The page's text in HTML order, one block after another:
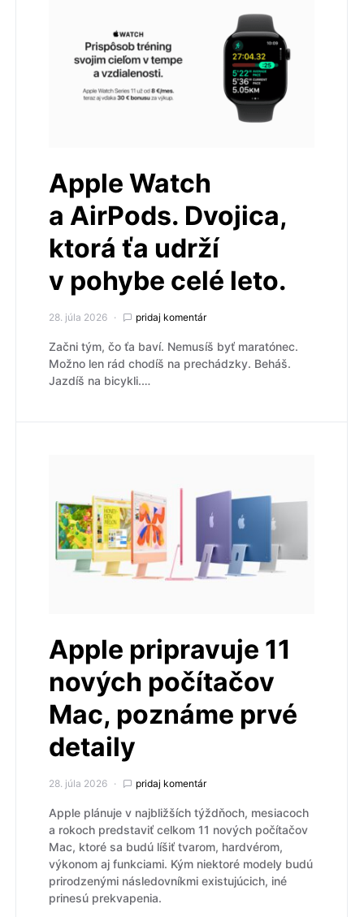
Apple Watch
a AirPods. Dvojica,
ktorá ťa udrží
v pohybe celé leto.
28. júla 2026 pridaj komentár
Začni tým, čo ťa baví. Nemusíš byť maratónec.
Možno len rád chodíš na prechádzky. Beháš.
Jazdíš na bicykli.…
Apple pripravuje 11
nových počítačov
Mac, poznáme prvé
detaily
28. júla 2026 pridaj komentár
Apple plánuje v najbližších týždňoch, mesiacoch
a rokoch predstaviť celkom 11 nových počítačov
Mac, ktoré sa budú líšiť tvarom, hardvérom,
výkonom aj funkciami. Kým niektoré modely budú
prirodzenými následovníkmi existujúcich, iné
prinesú prekvapenia.